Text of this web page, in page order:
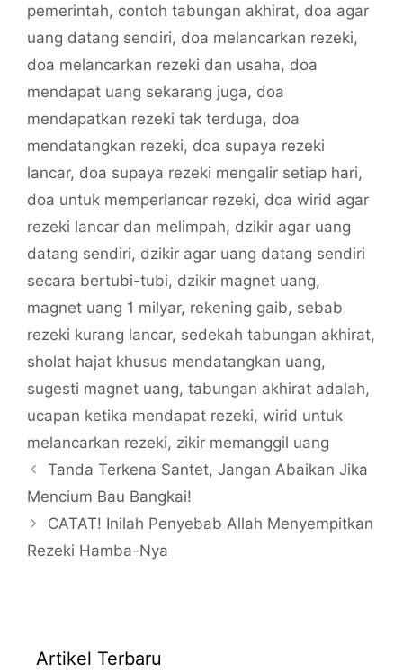
pemerintah, contoh tabungan akhirat, doa agar
uang datang sendiri, doa melancarkan rezeki,
doa melancarkan rezeki dan usaha, doa
mendapat uang sekarang juga, doa
mendapatkan rezeki tak terduga, doa
mendatangkan rezeki, doa supaya rezeki
lancar, doa supaya rezeki mengalir setiap hari,
doa untuk memperlancar rezeki, doa wirid agar
rezeki lancar dan melimpah, dzikir agar uang
datang sendiri, dzikir agar uang datang sendiri
secara bertubi-tubi, dzikir magnet uang,
magnet uang 1 milyar, rekening gaib, sebab
rezeki kurang lancar, sedekah tabungan akhirat,
sholat hajat khusus mendatangkan uang,
sugesti magnet uang, tabungan akhirat adalah,
ucapan ketika mendapat rezeki, wirid untuk
melancarkan rezeki, zikir memanggil uang
Tanda Terkena Santet, Jangan Abaikan Jika
Mencium Bau Bangkai!
CATAT! Inilah Penyebab Allah Menyempitkan
Rezeki Hamba-Nya
Artikel Terbaru